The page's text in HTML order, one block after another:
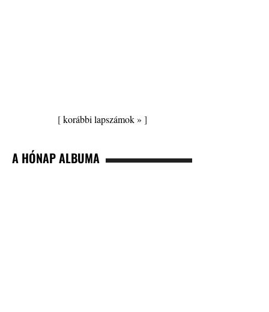
[korábbi lapszámok » ]
A HÓNAP ALBUMA